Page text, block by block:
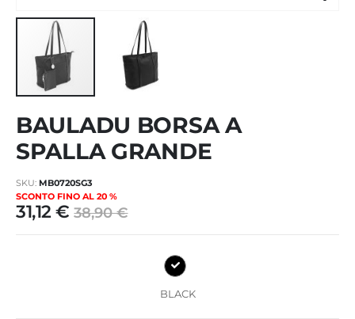
all'inizio
della
galleria
immagini
BAULADU BORSA A
SPALLA GRANDE
SCONTO FINO AL 20 %
SKU MB0720SG3
31,12 € 38,90 €
BLACK